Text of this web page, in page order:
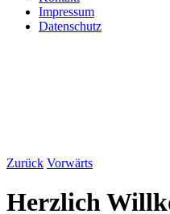
Impressum
Datenschutz
Zurück Vorwärts
Herzlich